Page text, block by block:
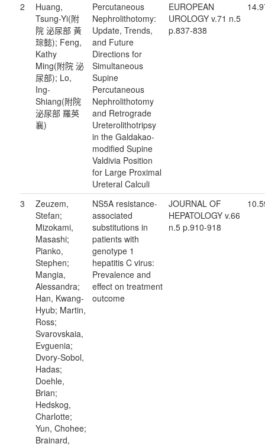
2
Huang,
Tsung-Yi(附
院 泌尿部 黃
琮懿); Feng,
Kathy
Ming(附院 泌
尿部); Lo,
Ing-
Shiang(附院
泌尿部 羅英
襄)
Percutaneous
Nephrolithotomy:
Update, Trends,
and Future
Directions for
Simultaneous
Supine
Percutaneous
Nephrolithotomy
and Retrograde
Ureterolithotripsy
in the Galdakao-
modified Supine
Valdivia Position
for Large Proximal
Ureteral Calculi
EUROPEAN
UROLOGY v.71 n.5
p.837-838
3
Zeuzem,
Stefan;
Mizokami,
Masashi;
Pianko,
Stephen;
Mangia,
Alessandra;
Han, Kwang-
Hyub; Martin,
Ross;
Svarovskaia,
Evguenia;
Dvory-Sobol,
Hadas;
Doehle,
Brian;
Hedskog,
Charlotte;
Yun, Chohee;
Brainard,
NS5A resistance-
associated
substitutions in
patients with
genotype 1
hepatitis C virus:
Prevalence and
effect on treatment
outcome
JOURNAL OF
HEPATOLOGY v.66
n.5 p.910-918